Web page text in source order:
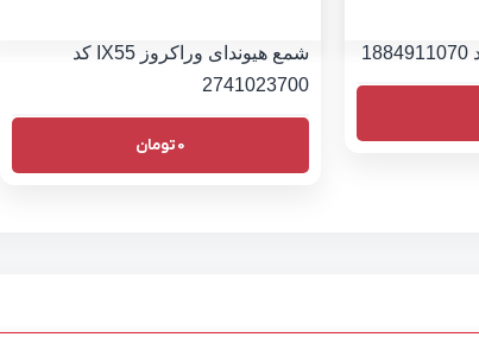
شمع هیوندای وراکروز IX55 کد
2741023700
0تومان